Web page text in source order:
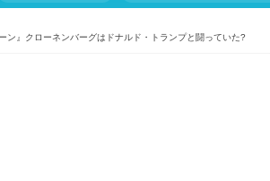
ン』クローネンバーグはドナルド・トランプと闘っていた?